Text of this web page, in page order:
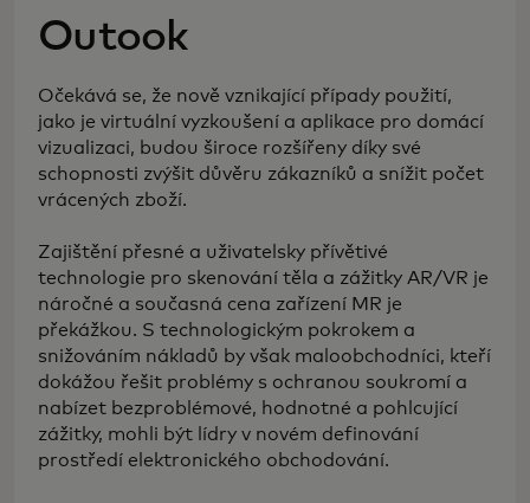
Outook
Očekává se, že nově vznikající případy použití,
jako je virtuální vyzkoušení a aplikace pro domácí
vizualizaci, budou široce rozšířeny díky své
schopnosti zvýšit důvěru zákazníků a snížit počet
vrácených zboží.
Zajištění přesné a uživatelsky přívětivé
technologie pro skenování těla a zážitky AR/VR je
náročné a současná cena zařízení MR je
překážkou. S technologickým pokrokem a
snižováním nákladů by však maloobchodníci, kteří
dokážou řešit problémy s ochranou soukromí a
nabízet bezproblémové, hodnotné a pohlcující
zážitky, mohli být lídry v novém definování
prostředí elektronického obchodování.